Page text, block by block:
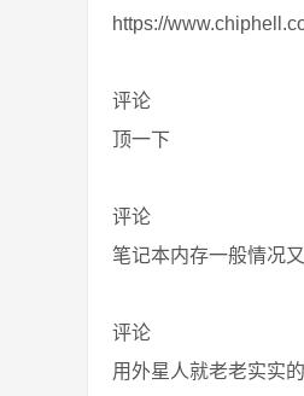
https://
评论
顶一下
评论
笔记本内存一般情况
评论
用外星人就老老实实